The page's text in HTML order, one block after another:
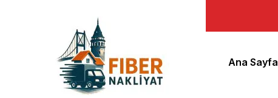
Ana Sayfa